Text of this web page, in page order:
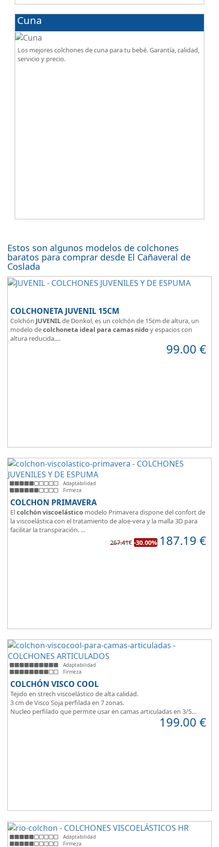
Cuna
Los mejores colchones de cuna para tu bebé. Garantía, calidad,
servicio y precio.
Estos son algunos modelos de colchones
baratos para comprar desde El Cañaveral de
Coslada
COLCHONETA JUVENIL 15CM
Colchón JUVENILde Donkol, es un colchón de 15cm de altura, un
modelo decolchoneta ideal para camas nidoy espacios con
altura reducida.
suelen elegir
99.00 €
Adaptabilidad
Firmeza
COLCHON PRIMAVERA
Elcolchón viscoelástico modelo Primavera dispone del confort de
la viscoelástica con el tratamiento de aloe-vera y la malla 3D para
facilitar la transpiración.
Según medida del colchón estamos hablando tanto de un colchón
267.41€ -30.00% 187.19 €
Adaptabilidad
Firmeza
COLCHÓN VISCO COOL
Tejido en strech viscoelástico de alta calidad.
3 cm de Visco Soja perfilada en 7 zonas.
Nucleo perfilado que permite usar en camas articuladas en 3/5
199.00 €
Adaptabilidad
Firmeza